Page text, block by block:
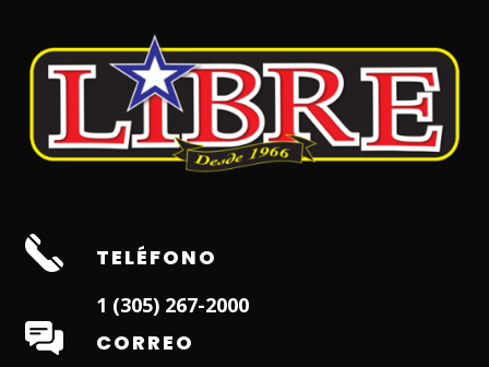
TELÉFONO
1 (305) 267-2000
CORREO